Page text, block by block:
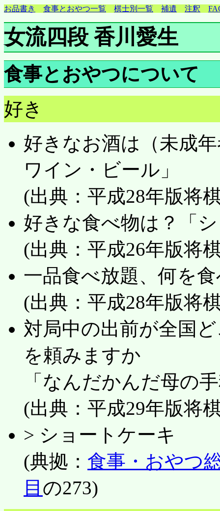
お品書き 食事とおやつ一覧 棋士別一覧 補遺 注釈
女流四段 香川愛生
食事とおやつについて
好き
好きなお酒は（未成
ワイン・ビール」
(出典：平成28年版将
好きな食べ物は？「
(出典：平成26年版将
一品食べ放題、何を
(出典：平成28年版将
対局中の出前が全国
を頼みますか
「なんだかんだ母の
(出典：平成29年版将
> ショートケーキ
(典拠： 食事・おやつ
目 の273)